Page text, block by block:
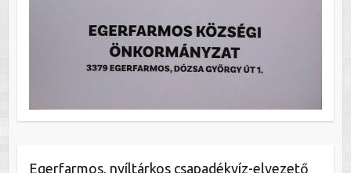
Egerfarmos, nyíltárkos csapadékvíz-elvezető